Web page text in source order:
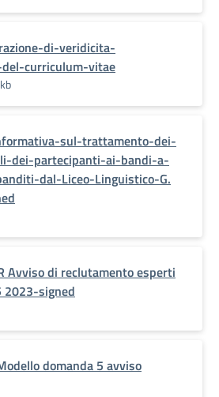
di-veridicita-
curriculum-vitae
sul-trattamento-dei-
dei-partecipanti-ai-bandi-a-
dal-Liceo-Linguistico-G.
Avviso di reclutamento esperti
2023-signed
domanda 5 avviso